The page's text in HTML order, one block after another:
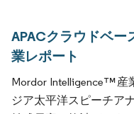
APACクラウドベー
業レポート
Mordor Intelligence™産
ジア太平洋スピーチア